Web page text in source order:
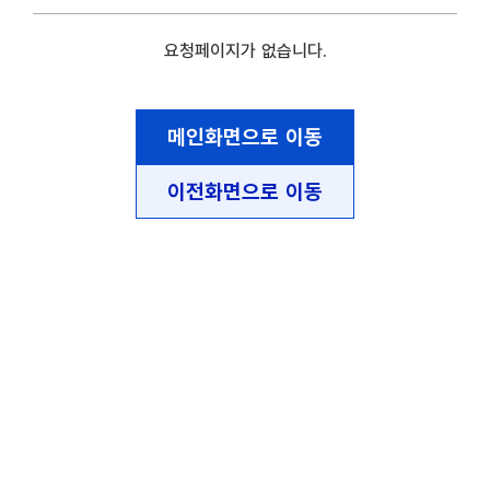
요청페이지가 없습니다.
메인화면으로 이동
이전화면으로 이동